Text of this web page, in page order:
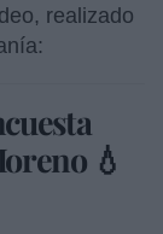
realizado
💧